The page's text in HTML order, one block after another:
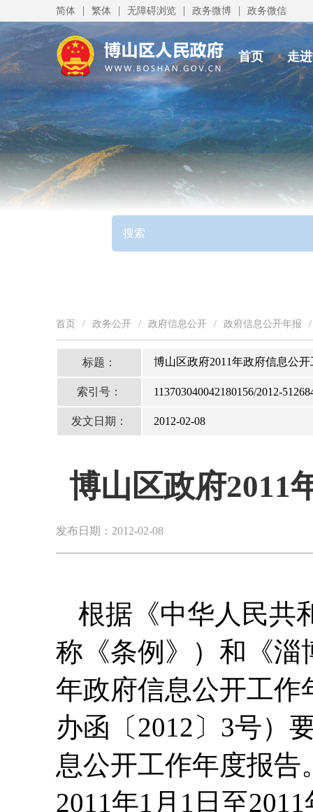
简体 | 繁体 | 无障碍浏览 | 政务微博 | 政务微信
首页 走
首页 / 政务公开 / 政府信息公开 / 政府信息公开年报 /
标题： 博山区政府2011年政府信息公
索引号： 113703040042180156/2012-
发文日期： 2012-02-08
博山区政府2011
发布日期：2012-02-08
根据《中华人民共
称《条例》）和《淄
年政府信息公开工作
办函〔2012〕3号）
息公开工作年度报
2011年1月1日至